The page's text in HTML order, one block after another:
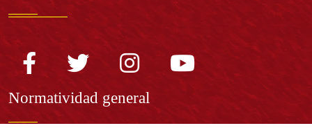
Normatividad general